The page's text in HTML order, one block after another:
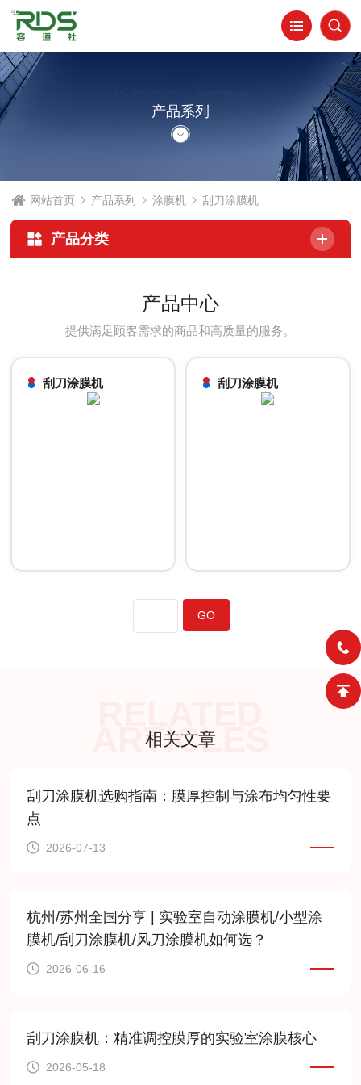
PRODUCTS
产品系列
网站首页 产品系列 涂膜机 刮刀涂膜机
产品分类
产品中心
提供满足顾客需求的商品和高质量的服务。
刮刀涂膜机 刮刀涂膜机
ARTICLES
相关文章
刮刀涂膜机选购指南：膜厚控制与涂布均匀性要
点
2026-07-13
杭州/苏州全国分享 | 实验室自动涂膜机/小型涂
膜机/刮刀涂膜机/风刀涂膜机如何选？
2026-06-16
刮刀涂膜机：精准调控膜厚的实验室涂膜核心
2026-05-18